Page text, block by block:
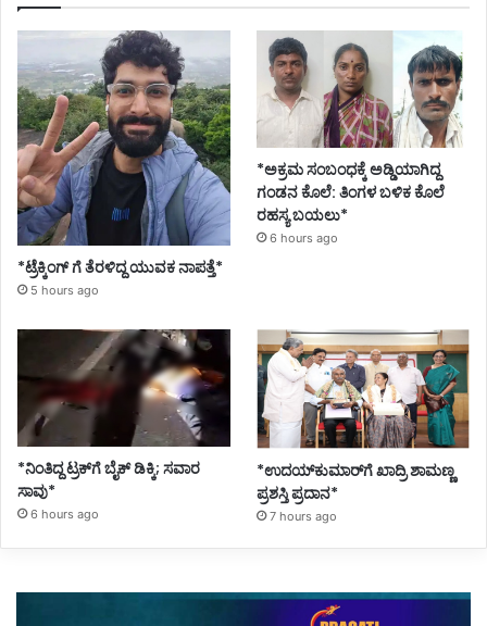
*ಟ್ರೆಕ್ಕಿಂಗ್ ಗೆ ತೆರಳಿದ್ದ ಯುವಕ ನಾಪತ್ತೆ*
5 hours ago
*ಅಕ್ರಮ ಸಂಬಂಧಕ್ಕೆ ಅಡ್ಡಿಯಾಗಿದ್ದ
ಗಂಡನ ಕೊಲೆ: ತಿಂಗಳ ಬಳಿಕ ಕೊಲೆ
ರಹಸ್ಯ ಬಯಲು*
6 hours ago
*ನಿಂತಿದ್ದ ಟ್ರಕ್‌ಗೆ ಬೈಕ್ ಡಿಕ್ಕಿ; ಸವಾರ
ಸಾವು*
6 hours ago
*ಉದಯ್‌ಕುಮಾರ್‌ಗೆ ಖಾದ್ರಿ ಶಾಮಣ್ಣ
ಪ್ರಶಸ್ತಿ ಪ್ರದಾನ*
7 hours ago